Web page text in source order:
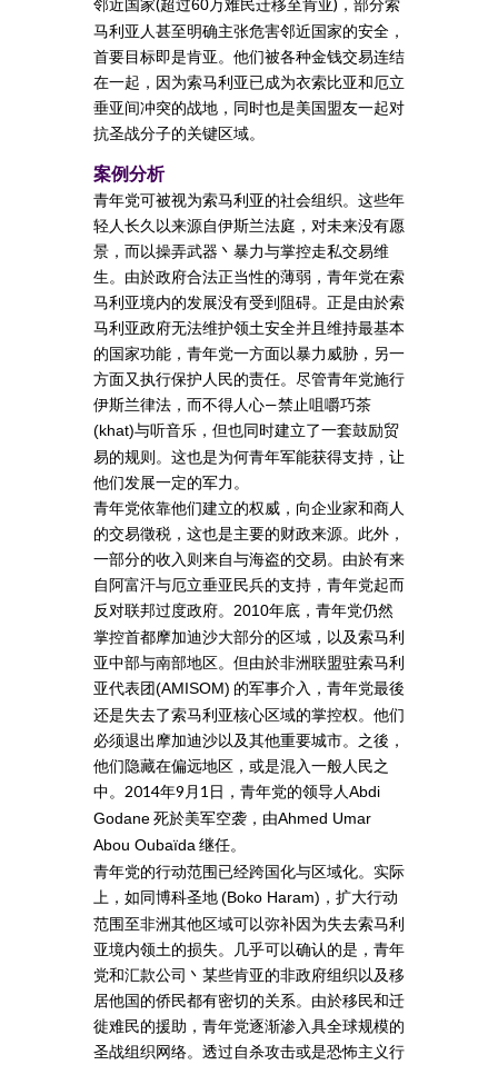
60
马利亚人甚至明确主张危害邻近国家的安全，
首要目标即是肯亚。他们被各种金钱交易连结
在一起，因为索马利亚已成为衣索比亚和厄立
垂亚间冲突的战地，同时也是美国盟友一起对
抗圣战分子的关键区域。
案例分析
青年党可被视为索马利亚的社会组织。这些年
轻人长久以来源自伊斯兰法庭，对未来没有愿
景，而以操弄武器丶暴力与掌控走私交易维
生。由於政府合法正当性的薄弱，青年党在索
马利亚境内的发展没有受到阻碍。正是由於索
马利亚政府无法维护领土安全并且维持最基本
的国家功能，青年党一方面以暴力威胁，另一
方面又执行保护人民的责任。尽管青年党施行
伊斯兰律法，而不得人心—禁止咀嚼巧茶
(khat)与听音乐，但也同时建立了一套鼓励贸
易的规则。这也是为何青年军能获得支持，让
他们发展一定的军力。
青年党依靠他们建立的权威，向企业家和商人
的交易徵税，这也是主要的财政来源。此外，
一部分的收入则来自与海盗的交易。由於有来
自阿富汗与厄立垂亚民兵的支持，青年党起而
反对联邦过度政府。 2010年底，青年党仍然
掌控首都摩加迪沙大部分的区域，以及索马利
亚中部与南部地区。但由於非洲联盟驻索马利
亚代表团(AMISOM) 的军事介入，青年党最後
还是失去了索马利亚核心区域的掌控权。他们
必须退出摩加迪沙以及其他重要城市。之後，
他们隐藏在偏远地区，或是混入一般人民之
中。2014年9月1日，青年党的领导人Abdi
Godane死於美军空袭，由Ahmed Umar
Abou Oubaïda 继任。
青年党的行动范围已经跨国化与区域化。实际
上，如同博科圣地(Boko Haram) ，扩大行动
范围至非洲其他区域可以弥补因为失去索马利
亚境内领土的损失。几乎可以确认的是，青年
党和汇款公司丶某些肯亚的非政府组织以及移
居他国的侨民都有密切的关系。由於移民和迁
徙难民的援助，青年党逐渐渗入具全球规模的
圣战组织网络。透过自杀攻击或是恐怖主义行